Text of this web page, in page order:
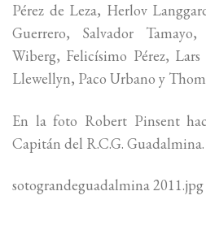
Pérez de Leza, Herlov
Guerrero, Salvador
Wiberg, Felicísimo Pérez,
Llewellyn, Paco Urbano y
En la foto Robert Pinsent
Capitán del R.C.G. Guadalmina.
sotograndeguadalmina 2011.jpg